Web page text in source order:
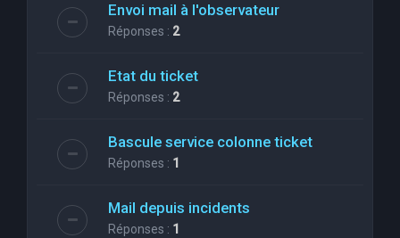
Envoi mail à l'observateur
Réponses : 2
Etat du ticket
Réponses : 2
Bascule service colonne ticket
Réponses : 1
Mail depuis incidents
Réponses : 1